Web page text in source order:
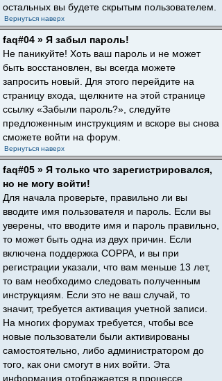
остальных вы будете скрытым пользователем.
Вернуться наверх
faq#04 » Я забыл пароль!
Не паникуйте! Хоть ваш пароль и не может
быть восстановлен, вы всегда можете
запросить новый. Для этого перейдите на
страницу входа, щелкните на этой странице
ссылку «Забыли пароль?», следуйте
предложенным инструкциям и вскоре вы снова
сможете войти на форум.
Вернуться наверх
faq#05 » Я только что зарегистрировался,
но не могу войти!
Для начала проверьте, правильно ли вы
вводите имя пользователя и пароль. Если вы
уверены, что вводите имя и пароль правильно,
то может быть одна из двух причин. Если
включена поддержка COPPA, и вы при
регистрации указали, что вам меньше 13 лет,
то вам необходимо следовать полученным
инструкциям. Если это не ваш случай, то
значит, требуется активация учетной записи.
На многих форумах требуется, чтобы все
новые пользователи были активированы
самостоятельно, либо администратором до
того, как они смогут в них войти. Эта
информация отображается в процессе